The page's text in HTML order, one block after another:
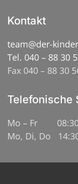
Kontakt
team@der-
Tel. 040 – 88 30
Fax 040 – 88 30
Telefonische
Mo – Fr 08:30
Mo, Di, Do